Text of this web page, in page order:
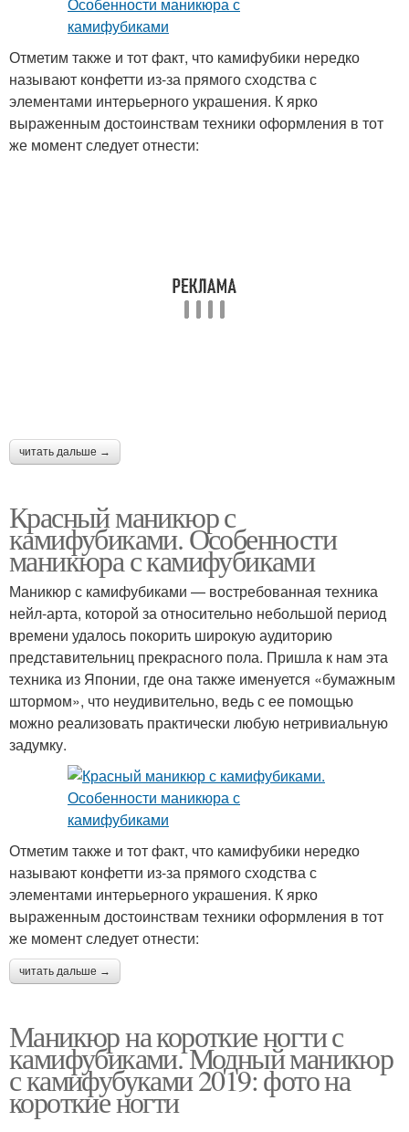
Маникюр с камифубики
Дизайны с
Отметим также и тот факт, что камифубики нередко
называют конфетти из-за прямого сходства с
элементами интерьерного украшения. К ярко
выраженным достоинствам техники оформления в тот
же момент следует отнести:
читать дальше →
Красный маникюр с
камифубиками. Особенности
маникюра с камифубиками
Маникюр с камифубиками — востребованная техника
нейл-арта, которой за относительно небольшой период
времени удалось покорить широкую аудиторию
представительниц прекрасного пола. Пришла к нам эта
техника из Японии, где она также именуется «бумажным
штормом», что неудивительно, ведь с ее помощью
можно реализовать практически любую нетривиальную
задумку.
Отметим также и тот факт, что камифубики нередко
называют конфетти из-за прямого сходства с
элементами интерьерного украшения. К ярко
выраженным достоинствам техники оформления в тот
же момент следует отнести:
читать дальше →
Маникюр на короткие ногти с
камифубиками. Модный маникюр
с камифубуками 2019: фото на
короткие ногти